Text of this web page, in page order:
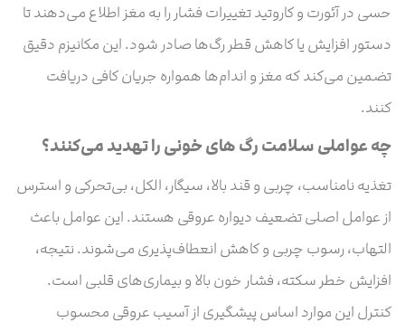
حسی در آئورت و کاروتید تغییرات فشار را به مغز اطلاع می‌دهند تا
دستور افزایش یا کاهش قطر رگ‌ها صادر شود. این مکانیزم دقیق
تضمین می‌کند که مغز و اندام‌ها همواره جریان کافی دریافت
کنند.
چه عواملی سلامت رگ های خونی را تهدید می‌کنند؟
تغذیه نامناسب، چربی و قند بالا، سیگار، الکل، بی‌تحرکی و استرس
از عوامل اصلی تضعیف دیواره عروقی هستند. این عوامل باعث
التهاب، رسوب چربی و کاهش انعطاف‌پذیری می‌شوند. نتیجه،
افزایش خطر سکته، فشار خون بالا و بیماری‌های قلبی است.
کنترل این موارد اساس پیشگیری از آسیب عروقی محسوب